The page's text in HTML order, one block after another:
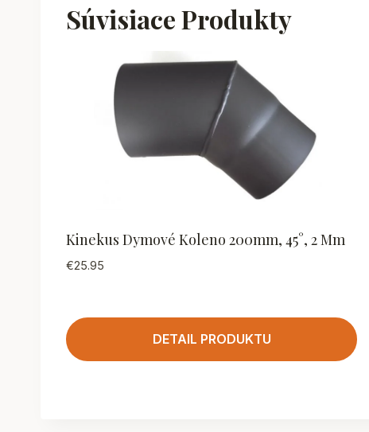
Súvisiace Produkty
Kinekus Dymové Koleno 200mm, 45°, 2 Mm
€25.95
DETAIL PRODUKTU